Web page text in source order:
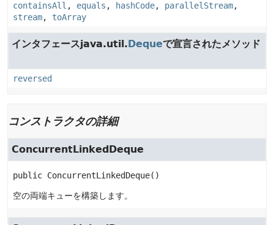
containsAll , equals , hashCode, parallelStream,
stream, toArray
インタフェースjava.util.Dequeで宣言されたメソッド
reversed
コンストラクタの詳細
ConcurrentLinkedDeque
public ConcurrentLinkedDeque()
空の両端キューを構築します。